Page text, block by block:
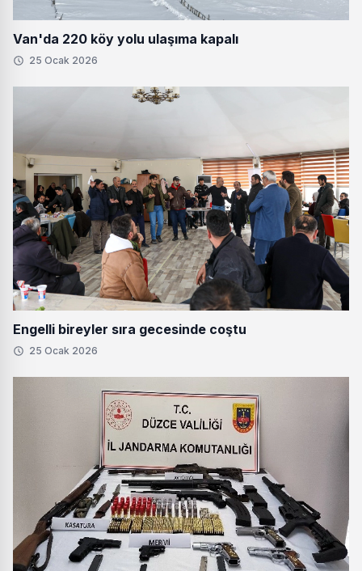
Van'da 220 köy yolu ulaşıma kapalı
25 Ocak 2026
Engelli bireyler sıra gecesinde coştu
25 Ocak 2026